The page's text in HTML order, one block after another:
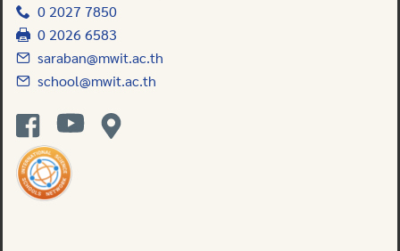
0 2027 7850
0 2026 6583
saraban@mwit.ac.th
school@mwit.ac.th